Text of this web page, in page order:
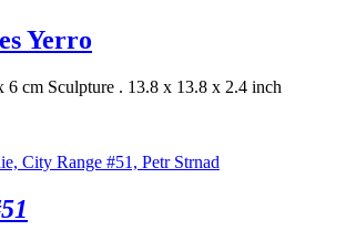
Yerro
6 cm Sculpture . 13.8 x 13.8 x 2.4 inch